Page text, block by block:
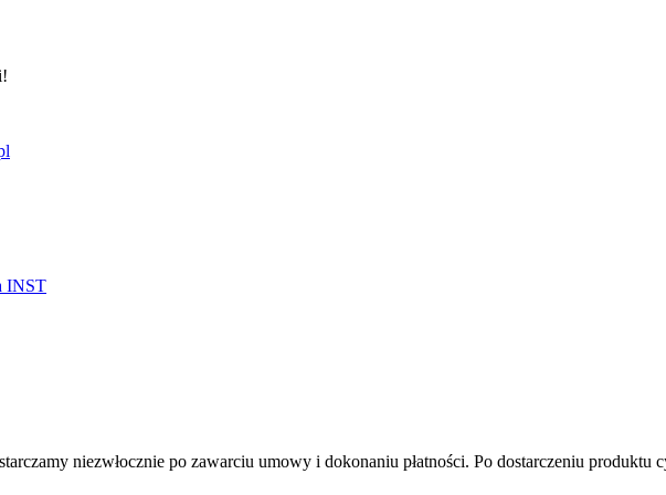
niezwłocznie po zawarciu umowy i dokonaniu płatności. Po dostarczeniu